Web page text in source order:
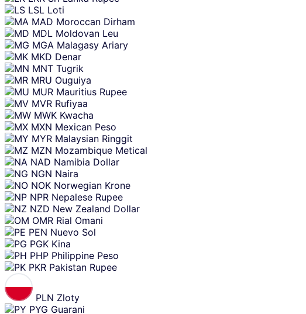
LSL Loti
MAD Moroccan Dirham
MDL Moldovan Leu
MGA Malagasy Ariary
MKD Denar
MNT Tugrik
MRU Ouguiya
MUR Mauritius Rupee
MVR Rufiyaa
MWK Kwacha
MXN Mexican Peso
MYR Malaysian Ringgit
MZN Mozambique Metical
NAD Namibia Dollar
NGN Naira
NOK Norwegian Krone
NPR Nepalese Rupee
NZD New Zealand Dollar
OMR Rial Omani
PEN Nuevo Sol
PGK Kina
PHP Philippine Peso
PKR Pakistan Rupee
PLN Zloty
PYG Guarani